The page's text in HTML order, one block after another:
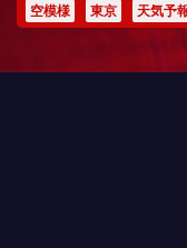
空模様 東京 天気予